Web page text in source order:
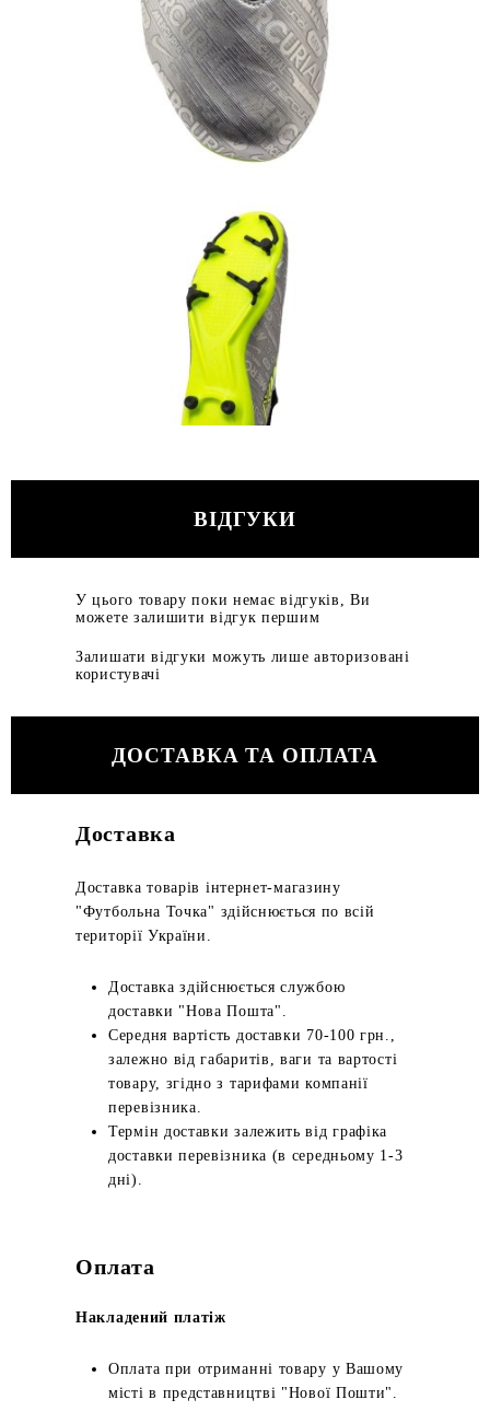
ВІДГУКИ
У цього товару поки немає відгуків, Ви
можете залишити відгук першим
Залишати відгуки можуть лише авторизовані
користувачі
ДОСТАВКА ТА ОПЛАТА
Доставка
Доставка товарів інтернет-магазину
"Футбольна Точка" здійснюється по всій
території України.
Доставка здійснюється службою
доставки "Нова Пошта".
Середня вартість доставки 70-100 грн.,
залежно від габаритів, ваги та вартості
товару, згідно з тарифами компанії
перевізника.
Термін доставки залежить від графіка
доставки перевізника (в середньому 1-3
дні).
Оплата
Накладений платіж
Оплата при отриманні товару у Вашому
місті в представництві "Нової Пошти".